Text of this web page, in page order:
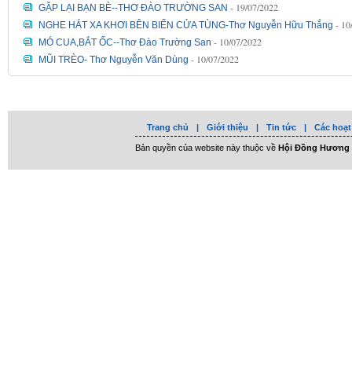
GẶP LẠI BẠN BÈ--THƠ ĐÀO TRƯỜNG SAN - 19/07/2022
NGHE HÁT XA KHƠI BÊN BIỂN CỬA TÙNG-Thơ Nguyễn Hữu Thắng -
MÓ CUA,BẮT ỐC--Thơ Đào Trường San - 10/07/2022
MŨI TRÈO- Thơ Nguyễn Văn Dùng - 10/07/2022
Trang chủ | Giới thiệu | Tin tức | Các
Bản quyền của website này thuộc về Hội Đồng Hương